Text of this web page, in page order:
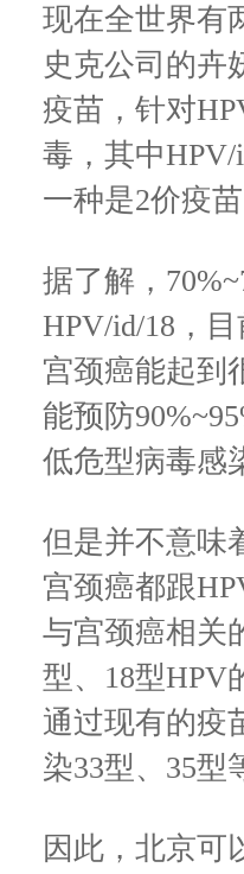
现在全世界有
史克公司的卉
疫苗，针对
毒，其中
一种是2价疫
据了解，
HPV/id/18，
宫颈癌能起到
能预防
低危型病毒感
但是并不意味
宫颈癌都跟
与宫颈癌相关
型、18型HPV
通过现有的疫
染33型、35型
因此，北京可